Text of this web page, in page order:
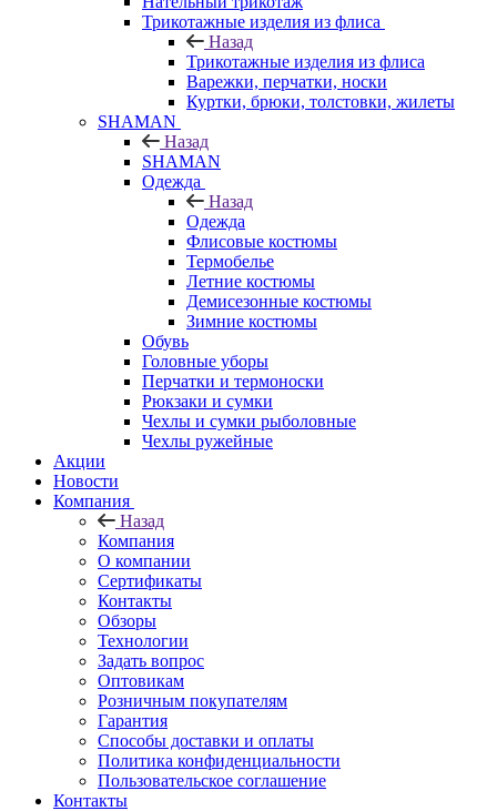
Трикотажные изделия из флиса
Назад
Трикотажные изделия из флиса
Варежки, перчатки, носки
Куртки, брюки, толстовки, жилеты
SHAMAN
Назад
SHAMAN
Одежда
Назад
Одежда
Флисовые костюмы
Термобелье
Летние костюмы
Демисезонные костюмы
Зимние костюмы
Обувь
Головные уборы
Перчатки и термоноски
Рюкзаки и сумки
Чехлы и сумки рыболовные
Чехлы ружейные
Акции
Новости
Компания
Назад
Компания
О компании
Сертификаты
Контакты
Обзоры
Технологии
Задать вопрос
Оптовикам
Розничным покупателям
Гарантия
Способы доставки и оплаты
Политика конфиденциальности
Пользовательское соглашение
Контакты